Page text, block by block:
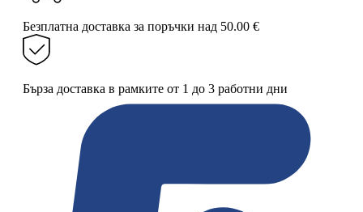
всички
видове
котлони
Безплатна доставка за поръчки над 50.00 €
Бърза доставка в рамките от 1 до 3 работни дни